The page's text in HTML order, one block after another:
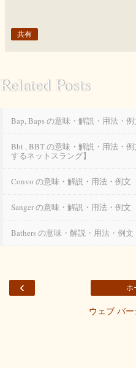
共有
Related Posts
Bap, Baps の意味・解説・用法・例
Bbt , BBT の意味・解説・用法・
するネットスラング】
Convo の意味・解説・用法・例文
Sanger の意味・解説・用法・例文
Bathers の意味・解説・用法・例文
‹ ホ
ウェブ バ